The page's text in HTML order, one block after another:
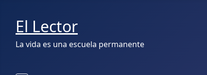
El Lector
La vida es una escuela permanente